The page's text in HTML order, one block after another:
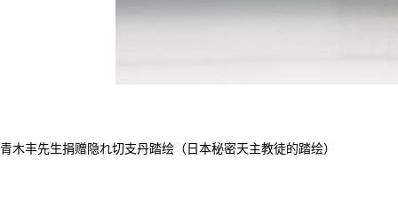
青木丰先生捐赠隐れ切支丹踏绘（日本秘密天主教徒的踏绘）